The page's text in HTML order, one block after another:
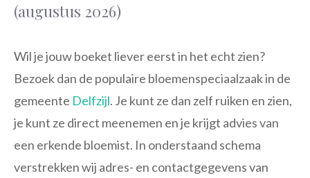
(augustus 2026)
Wil je jouw boeket liever eerst in het echt zien?
Bezoek dan de populaire bloemenspeciaalzaak in de
gemeente Delfzijl. Je kunt ze dan zelf ruiken en zien,
je kunt ze direct meenemen en je krijgt advies van
een erkende bloemist. In onderstaand schema
verstrekken wij adres- en contactgegevens van